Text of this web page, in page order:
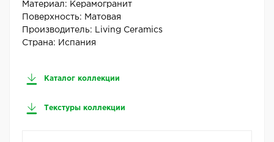
Материал: Керамогранит
Поверхность: Матовая
Производитель:
Living Ceramics
Страна: Испания
Каталог коллекции
Текстуры коллекции